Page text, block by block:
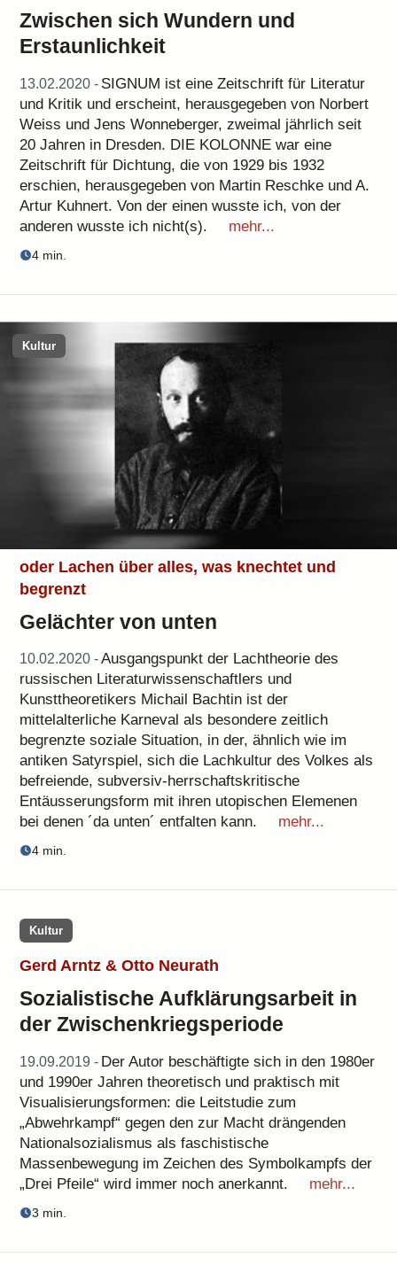
Zwischen sich Wundern und
Erstaunlichkeit
13.02.2020 - SIGNUM ist eine Zeitschrift für Literatur
und Kritik und erscheint, herausgegeben von Norbert
Weiss und Jens Wonneberger, zweimal jährlich seit
20 Jahren in Dresden. DIE KOLONNE war eine
Zeitschrift für Dichtung, die von 1929 bis 1932
erschien, herausgegeben von Martin Reschke und A.
Artur Kuhnert. Von der einen wusste ich, von der
anderen wusste ich nicht(s).
mehr...
4 min.
Kultur
oder Lachen über alles, was knechtet und
begrenzt
Gelächter von unten
10.02.2020 -Ausgangspunkt der Lachtheorie des
russischen Literaturwissenschaftlers und
Kunsttheoretikers Michail Bachtin ist der
mittelalterliche Karneval als besondere zeitlich
begrenzte soziale Situation, in der, ähnlich wie im
antiken Satyrspiel, sich die Lachkultur des Volkes als
befreiende, subversiv-herrschaftskritische
Entäusserungsform mit ihren utopischen Elemenen
bei denen ´da unten´ entfalten kann.
mehr...
4 min.
Kultur
Gerd Arntz & Otto Neurath
Sozialistische Aufklärungsarbeit in
der Zwischenkriegsperiode
19.09.2019 - Der Autor beschäftigte sich in den 1980er
und 1990er Jahren theoretisch und praktisch mit
Visualisierungsformen: die Leitstudie zum
„Abwehrkampf“ gegen den zur Macht drängenden
Nationalsozialismus als faschistische
Massenbewegung im Zeichen des Symbolkampfs der
„Drei Pfeile“ wird immer noch anerkannt.
mehr...
3 min.